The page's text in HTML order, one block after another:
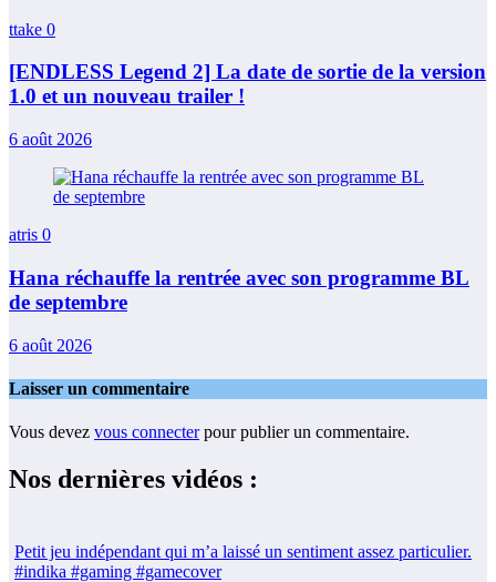
ttake 0
[ENDLESS Legend 2] La date de sortie de la version
1.0 et un nouveau trailer !
6 août 2026
atris 0
Hana réchauffe la rentrée avec son programme BL
de septembre
6 août 2026
Laisser un commentaire
Vous devez vous connecterpour publier un commentaire.
Nos dernières vidéos :
Petit jeu indépendant qui m’a laissé un sentiment assez particulier.
#indika #gaming #gamecover